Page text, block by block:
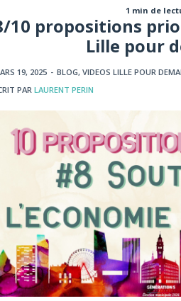
1 min de
10 propositions
Lille pour
19, 2025 - BLOG, VIDEOS LILLE POUR
PARLAURENT PERIN